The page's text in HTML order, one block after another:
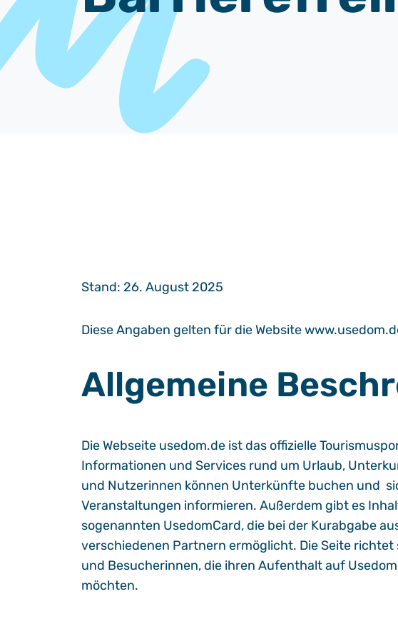
Stand: 26. August 2025
Diese Angaben gelten für die Website
Allgemeine
Die Webseite usedom.de ist das offizielle
Informationen und Services rund um Urlaub,
und Nutzerinnen können Unterkünfte buchen und
Veranstaltungen informieren. Außerdem gibt es
sogenannten UsedomCard, die bei der Kurabgabe
verschiedenen Partnern ermöglicht. Die Seite
und Besucherinnen, die ihren Aufenthalt auf
möchten.